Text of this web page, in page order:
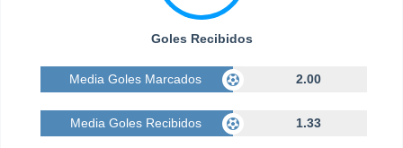
Goles Recibidos
Media Goles Marcados 2.00
Media Goles Recibidos 1.33